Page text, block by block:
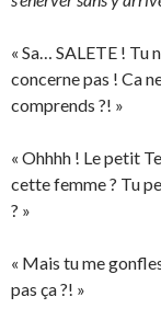
« Sa… SALETE ! Tu
concerne pas ! Ca
comprends ?! »
« Ohhhh ! Le petit
cette femme ? Tu
? »
« Mais tu me
pas ça ?! »